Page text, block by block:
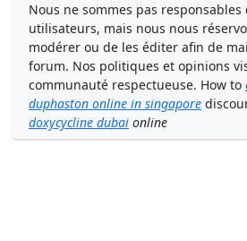
Nous ne sommes pas
utilisateurs, mais nous nous
modérer ou de les éditer afin de
forum. Nos politiques et opinions
communauté respectueuse. How to
duphaston online in singapore
doxycycline dubai online